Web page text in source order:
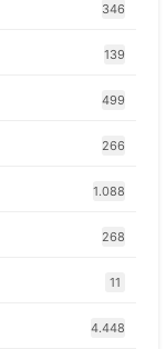
346
139
499
266
1.088
268
11
4.448